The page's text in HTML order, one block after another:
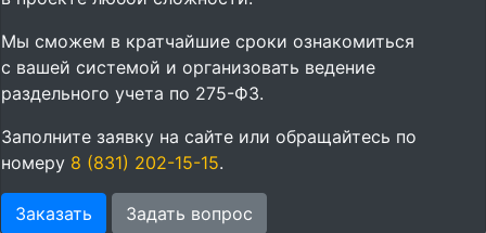
Мы сможем в кратчайшие сроки ознакомиться
с вашей системой и организовать ведение
раздельного учета по 275-ФЗ.
Заполните заявку на сайте или обращайтесь по
номеру 8 (831) 202-15-15.
Заказать Задать вопрос